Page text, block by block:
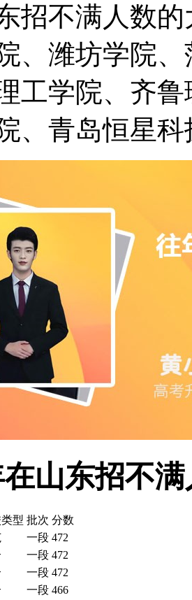
招不满人数
、潍坊学院
工学院、齐
、青岛恒星
山东招不
型 批次 分数
一段 472
一段 472
一段 472
一段 466